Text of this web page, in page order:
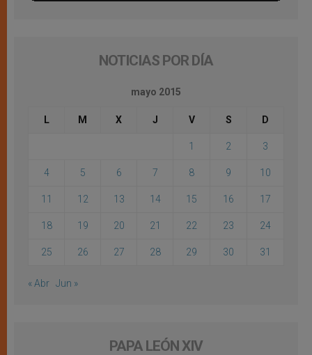
NOTICIAS POR DÍA
mayo 2015
L M X J V S D
1 2 3
4 5 6 7 8 9 10
11 12 13 14 15 16 17
18 19 20 21 22 23 24
25 26 27 28 29 30 31
« Abr Jun »
PAPA LEÓN XIV